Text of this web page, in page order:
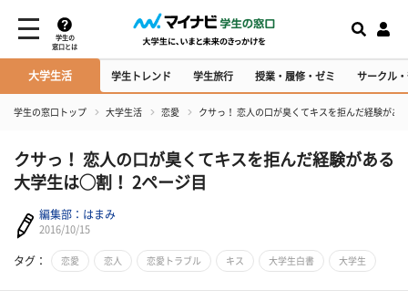
学生の
窓口とは
大学生活 学生トレンド 学生旅行 授業・履修・ゼミ サークル
学生の窓口トップ 大学生活 恋愛 クサっ！ 恋人の口が臭くてキスを拒んだ経験があ
クサっ！ 恋人の口が臭くてキスを拒んだ経験がある
大学生は◯割！ 2ページ目
編集部：はまみ
2016/10/15
タグ： 恋愛 恋人 恋愛トラブル キス 大学生白書 大学生